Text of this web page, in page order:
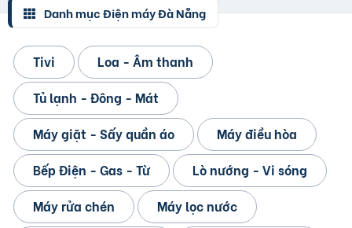
Danh mục Điện máy Đà Nẵng
Tivi
Loa - Âm thanh
Tủ lạnh - Đông - Mát
Máy giặt - Sấy quần áo
Máy điều hòa
Bếp Điện - Gas - Từ
Lò nướng - Vi sóng
Máy rửa chén
Máy lọc nước